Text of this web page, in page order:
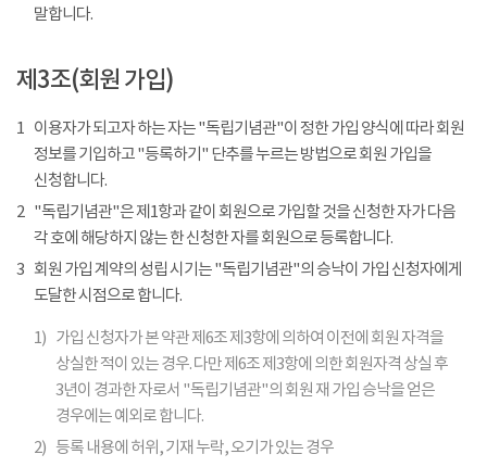
말합니다.
제3조(회원 가입)
1 이용자가 되고자 하는 자는 "독립기념관"이 정한 가입 양식에 따라 회원
정보를 기입하고 "등록하기" 단추를 누르는 방법으로 회원 가입을
신청합니다.
2 "독립기념관"은 제1항과 같이 회원으로 가입할 것을 신청한 자가 다음
각 호에 해당하지 않는 한 신청한 자를 회원으로 등록합니다.
3 회원 가입 계약의 성립 시기는 "독립기념관"의 승낙이 가입 신청자에게
도달한 시점으로 합니다.
1) 가입 신청자가 본 약관 제6조 제3항에 의하여 이전에 회원 자격을
상실한 적이 있는 경우. 다만 제6조 제3항에 의한 회원자격 상실 후
3년이 경과한 자로서 "독립기념관"의 회원 재 가입 승낙을 얻은
경우에는 예외로 합니다.
2) 등록 내용에 허위, 기재 누락, 오기가 있는 경우